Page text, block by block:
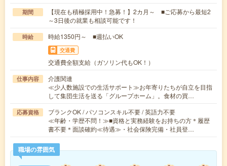
期間
【現在も積極採用中！急募！】2カ月～ ■ご応募から最短2
～3日後の就業も相談可能です！
時給 時給1350円～ ■週払いOK
交通費
交通費全額支給（ガソリン代もOK！）
仕事内容
介護関連
≪少人数施設での生活サポート≫お年寄りたちが自立を目指
して集団生活を送る「グループホーム」。食材の買…
応募資格
ブランクOK / パソコンスキル不要 / 英語力不要
≪年齢・学歴不問！≫■資格と実務経験をお持ちの方＊履歴
書不要＊面談確約≪待遇≫・社会保険完備・社員登…
職場の雰囲気